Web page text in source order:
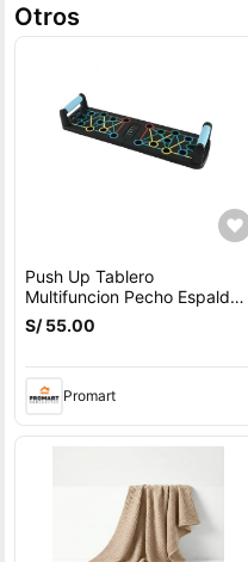
Otros
Push Up Tablero
Multifuncion Pecho Espalda
Hombros Triceps
S/ 55.00
Promart